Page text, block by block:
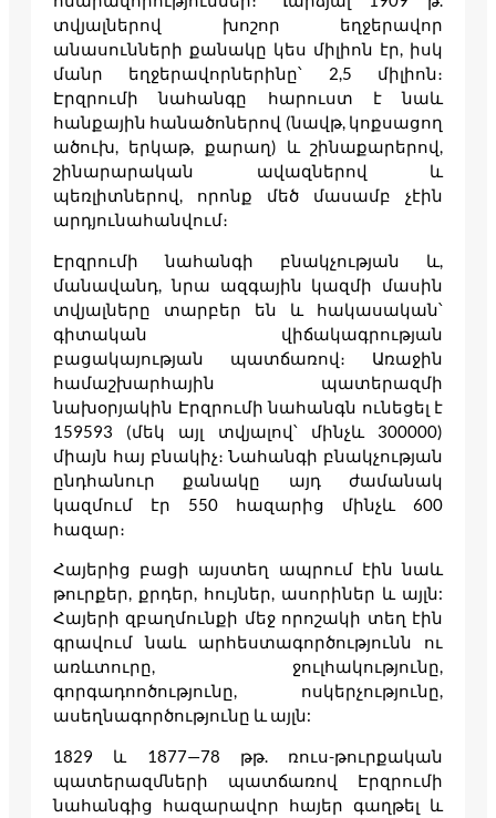
տվյալներով խոշոր եղջերավոր
անասունների քանակը կես միլիոն էր, իսկ
մանր եղջերավորներինը՝ 2,5 միլիոն։
Էրզրումի նահանգը հարուստ է նաև
հանքային հանածոներով (նավթ, կոքսացող
ածուխ, երկաթ, քարաղ) և շինաքարերով,
շինարարական ավազներով և
պեռլիտներով, որոնք մեծ մասամբ չէին
արդյունահանվում։
Էրզրումի նահանգի բնակչության և,
մանավանդ, նրա ազգային կազմի մասին
տվյալները տարբեր են և հակասական՝
գիտական վիճակագրության
բացակայության պատճառով։ Առաջին
համաշխարհային պատերազմի
նախօրյակին Էրզրումի նահանգն ունեցել է
159593 (մեկ այլ տվյալով՝ մինչև 300000)
միայն հայ բնակիչ։ Նահանգի բնակչության
ընդհանուր քանակը այդ ժամանակ
կազմում էր 550 հազարից մինչև 600
հազար։
Հայերից բացի այստեղ ապրում էին նաև
թուրքեր, քրդեր, հույներ, ասորիներ և այլն:
Հայերի զբաղմունքի մեջ որոշակի տեղ էին
գրավում նաև արհեստագործությունն ու
առևտուրը, ջուլհակությունը,
գորգադոոծությունը, ոսկերչությունը,
ասեղնագործությունը և այլն:
1829 և 1877—78 թթ. ռուս-թուրքական
պատերազմների պատճառով Էրզրումի
նահանգից հազարավոր հայեր գաղթել և